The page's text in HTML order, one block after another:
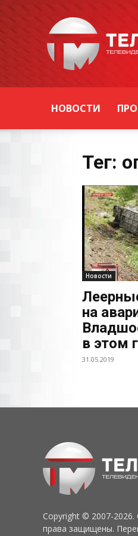
НОВОСТИ
Тег:
Новости
на
в этом
31.05.2019
Copyright © 2007-
права защищены.